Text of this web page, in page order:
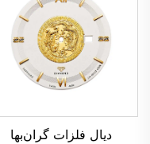
دیال فلزات گران‌بها